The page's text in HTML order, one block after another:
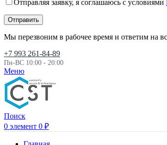
Отправляя заявку, я соглашаюсь с условиями
Мы перезвоним в рабочее время и ответим на
+7 993 261-84-89
Пн-ВС 10:00 - 20:00
Меню
Поиск
0 элемент 0 ₽